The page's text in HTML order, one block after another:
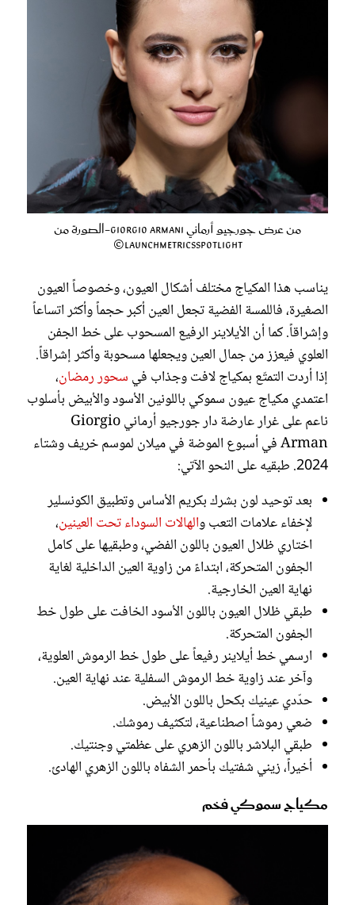
من عرض جورجيو أرماني Giorgio Armani-الصورة من
LaunchmetricsSpotlight©
يناسب هذا المكياج مختلف أشكال العيون، وخصوصاً العيون
الصغيرة، فاللمسة الفضية تجعل العين أكبر حجماً وأكثر اتساعاً
وإشراقاً. كما أن الأيلاينر الرفيع المسحوب على خط الجفن
العلوي فيعزز من جمال العين ويجعلها مسحوبة وأكثر إشراقاً.
إذا أردت التمتّع بمكياج لافت وجذاب في سحور رمضان،
اعتمدي مكياج عيون سموكي باللونين الأسود والأبيض بأسلوب
ناعم على غرار عارضة دار جورجيو أرماني Giorgio
Arman في أسبوع الموضة في ميلان لموسم خريف وشتاء
2024. طبقيه على النحو الآتي:
بعد توحيد لون بشرك بكريم الأساس وتطبيق الكونسلير
لإخفاء علامات التعب والهالات السوداء تحت العينين،
اختاري ظلال العيون باللون الفضي، وطبقيها على كامل
الجفون المتحركة، ابتداءً من زاوية العين الداخلية لغاية
نهاية العين الخارجية.
طبقي ظلال العيون باللون الأسود الخافت على طول خط
الجفون المتحركة.
ارسمي خط أيلاينر رفيعاً على طول خط الرموش العلوية،
وآخر عند زاوية خط الرموش السفلية عند نهاية العين.
حدّدي عينيك بكحل باللون الأبيض.
ضعي رموشاً اصطناعية، لتكثيف رموشك.
طبقي البلاشر باللون الزهري على عظمتي وجنتيك.
أخيراً، زيني شفتيك بأحمر الشفاه باللون الزهري الهادئ.
مكياج سموكي فخم